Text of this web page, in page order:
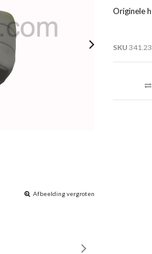
Afbeelding vergroten
Originele
SKU